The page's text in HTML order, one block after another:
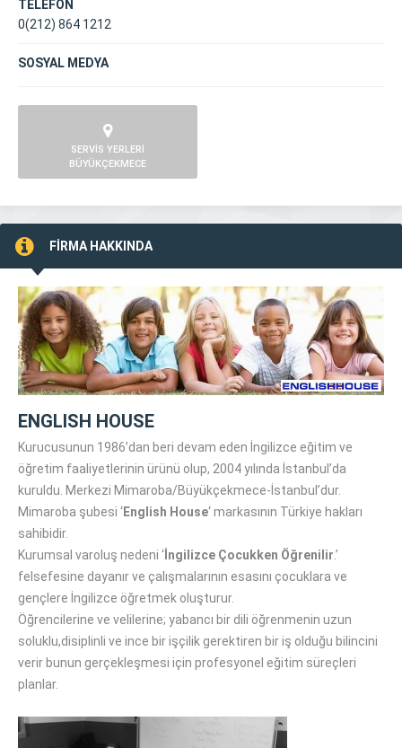
TELEFON
0(212) 864 1212
SOSYAL MEDYA
SERVİS YERLERİ
BÜYÜKÇEKMECE
FİRMA HAKKINDA
ENGLISH HOUSE
Kurucusunun 1986’dan beri devam eden İngilizce eğitim ve
öğretim faaliyetlerinin ürünü olup, 2004 yılında İstanbul’da
kuruldu. Merkezi Mimaroba/Büyükçekmece-İstanbul’dur.
Mimaroba şubesi ‘English House‘ markasının Türkiye hakları
sahibidir.
Kurumsal varoluş nedeni ‘ İngilizce Çocukken Öğrenilir.’
felsefesine dayanır ve çalışmalarının esasını çocuklara ve
gençlere İngilizce öğretmek oluşturur.
Öğrencilerine ve velilerine; yabancı bir dili öğrenmenin uzun
soluklu,disiplinli ve ince bir işçilik gerektiren bir iş olduğu bilincini
verir bunun gerçekleşmesi için profesyonel eğitim süreçleri
planlar.